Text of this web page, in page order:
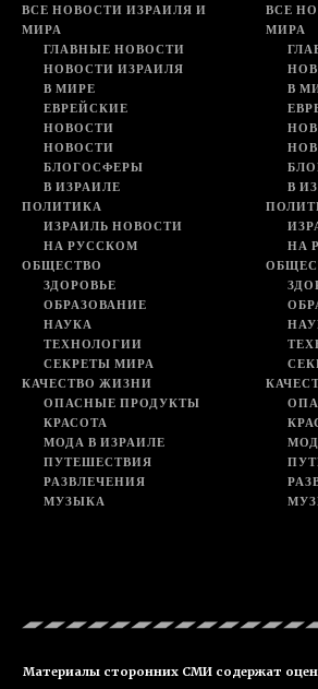
ВСЕ НОВОСТИ ИЗРАИЛЯ И
МИРА
ГЛАВНЫЕ НОВОСТИ
НОВОСТИ ИЗРАИЛЯ
В МИРЕ
ЕВРЕЙСКИЕ
НОВОСТИ
НОВОСТИ
БЛОГОСФЕРЫ
В ИЗРАИЛЕ
ПОЛИТИКА
ИЗРАИЛЬ НОВОСТИ
НА РУССКОМ
ОБЩЕСТВО
ЗДОРОВЬЕ
ОБРАЗОВАНИЕ
НАУКА
ТЕХНОЛОГИИ
СЕКРЕТЫ МИРА
КАЧЕСТВО ЖИЗНИ
ОПАСНЫЕ ПРОДУКТЫ
КРАСОТА
МОДА В ИЗРАИЛЕ
ПУТЕШЕСТВИЯ
РАЗВЛЕЧЕНИЯ
МУЗЫКА
ВСЕ
МИРА
В
В
НА
Материалы сторонних СМИ содержат